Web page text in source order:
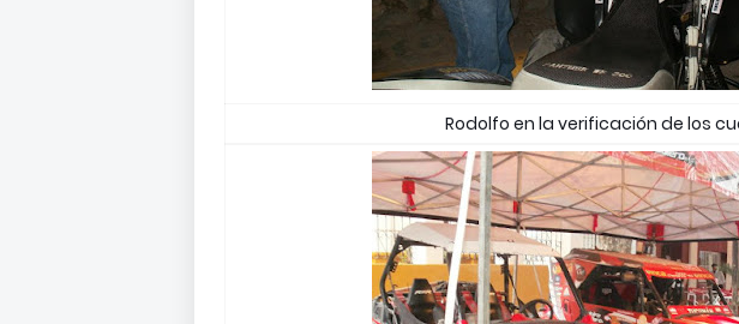
Rodolfo en la verificación de los